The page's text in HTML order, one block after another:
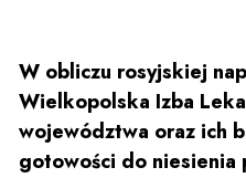
W obliczu rosyjskiej
Wielkopolska Izba
województwa oraz ich
gotowości do niesienia